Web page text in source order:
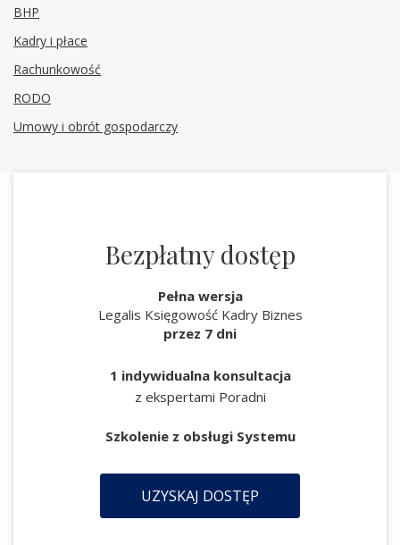
BHP
Kadry i płace
Rachunkowość
RODO
Umowy i obrót gospodarczy
Bezpłatny dostęp
Pełna wersja
Legalis Księgowość Kadry Biznes
przez 7 dni
1 indywidualna konsultacja
z ekspertami Poradni
Szkolenie z obsługi Systemu
UZYSKAJ DOSTĘP